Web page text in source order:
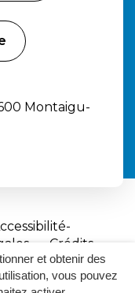
et obtenir des
vous pouvez
Montaigu-
Crédits